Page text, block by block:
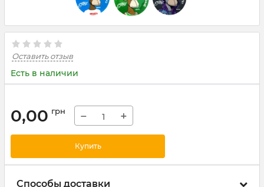
Оставить отзыв
Есть в наличии
0,00 грн − +
Купить
Способы доставки